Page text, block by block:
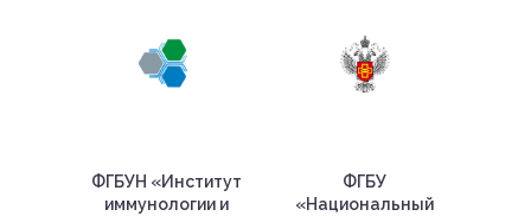
ФГБУН «Институт
иммунологии и
ФГБУ
«Национальный